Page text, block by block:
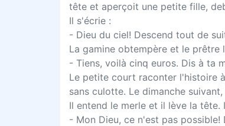
tête et aperçoit une petite fille,
Il s'écrie :
- Dieu du ciel! Descend tout de
La gamine obtempère et le prêtre
- Tiens, voilà cinq euros. Dis à ta
Le petite court raconter l'histoire
sans culotte. Le dimanche
Il entend le merle et il lève la
- Mon Dieu, ce n'est pas